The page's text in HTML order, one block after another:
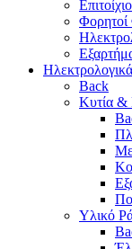
Φορητοί
Ηλεκτρολογικά
Back
Κυτία &
Υλικό